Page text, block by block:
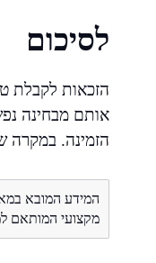
לסיכום
הזכאות לקבלת
אותם מבחינה
הזמינה. במקרה
המידע המובא
מקצועי המותאם